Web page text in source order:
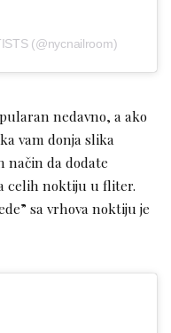
(@nycnailroom)
nedavno, a ako
vam donja slika
način da dodate
celih noktiju u fliter.
sa vrhova noktiju je